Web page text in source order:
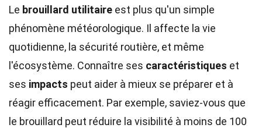
Le brouillard utilitaire est plus qu'un simple
phénomène météorologique. Il affecte la vie
quotidienne, la sécurité routière, et même
l'écosystème. Connaître ses caractéristiques et
ses impacts peut aider à mieux se préparer et à
réagir efficacement. Par exemple, saviez-vous que
le brouillard peut réduire la visibilité à moins de 100